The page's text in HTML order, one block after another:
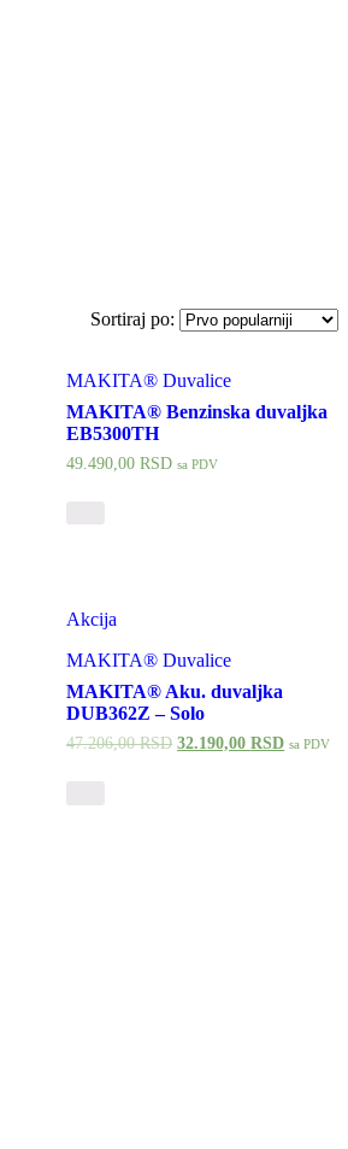
Sortiraj po:
MAKITA® Duvalice
MAKITA® Benzinska duvaljka
EB5300TH
49.490,00RSD sa PDV
Akcija
MAKITA® Duvalice
MAKITA® Aku. duvaljka
DUB362Z – Solo
47.206,00RSD 32.190,00RSD sa PDV